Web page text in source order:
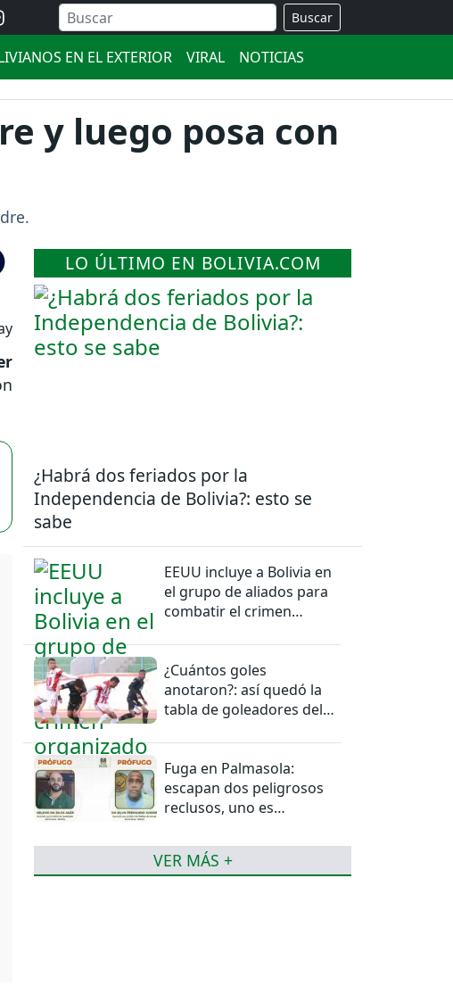
Buscar
EN EL EXTERIOR VIRAL NOTICIAS
y luego posa con
LO ÚLTIMO EN BOLIVIA.COM
¿Habrá dos feriados por la
Independencia de Bolivia?: esto se
sabe
EEUU incluye a Bolivia en
el grupo de aliados para
combatir el crimen
¿Cuántos goles
anotaron?: así quedó la
tabla de goleadores del
Fuga en Palmasola:
escapan dos peligrosos
reclusos, uno es
VER MÁS +